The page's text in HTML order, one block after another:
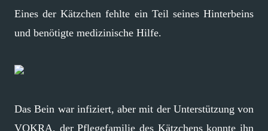
Eines der Kätzchen fehlte ein Teil seines Hinterbeins
und benötigte medizinische Hilfe.
Das Bein war infiziert, aber mit der Unterstützung von
VOKRA, der Pflegefamilie des Kätzchens konnte ihn